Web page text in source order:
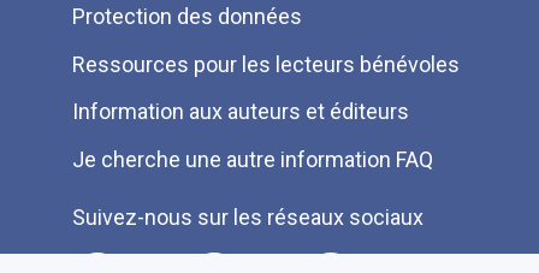
Protection des données
Ressources pour les lecteurs bénévoles
Information aux auteurs et éditeurs
Je cherche une autre information FAQ
Suivez-nous sur les réseaux sociaux